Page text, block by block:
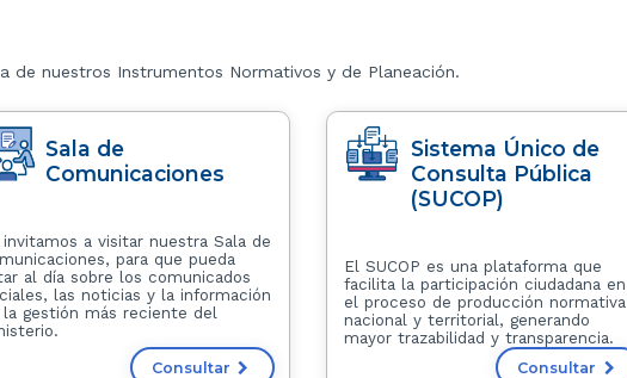
de nuestros Instrumentos Normativos y de Planeación.
Sala de
Comunicaciones
invitamos a visitar nuestra Sala de
para que pueda
al día sobre los comunicados
las noticias y la información
la gestión más reciente del
Consultar
Sistema Único de
Consulta Pública
(SUCOP)
El SUCOP es una plataforma que
facilita la participación ciudadana en
el proceso de producción normativa
nacional y territorial, generando
mayor trazabilidad y transparencia.
Consultar